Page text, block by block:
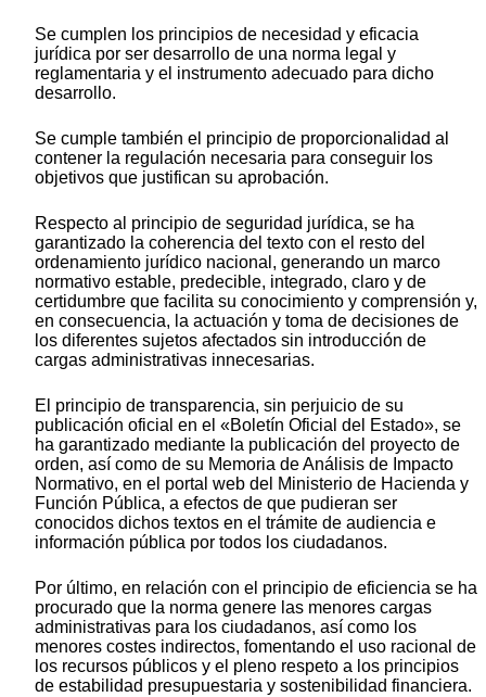
Se cumplen los principios de necesidad y eficacia
jurídica por ser desarrollo de una norma legal y
reglamentaria y el instrumento adecuado para dicho
desarrollo.
Se cumple también el principio de proporcionalidad al
contener la regulación necesaria para conseguir los
objetivos que justifican su aprobación.
Respecto al principio de seguridad jurídica, se ha
garantizado la coherencia del texto con el resto del
ordenamiento jurídico nacional, generando un marco
normativo estable, predecible, integrado, claro y de
certidumbre que facilita su conocimiento y comprensión y,
en consecuencia, la actuación y toma de decisiones de
los diferentes sujetos afectados sin introducción de
cargas administrativas innecesarias.
El principio de transparencia, sin perjuicio de su
publicación oficial en el «Boletín Oficial del Estado», se
ha garantizado mediante la publicación del proyecto de
orden, así como de su Memoria de Análisis de Impacto
Normativo, en el portal web del Ministerio de Hacienda y
Función Pública, a efectos de que pudieran ser
conocidos dichos textos en el trámite de audiencia e
información pública por todos los ciudadanos.
Por último, en relación con el principio de eficiencia se ha
procurado que la norma genere las menores cargas
administrativas para los ciudadanos, así como los
menores costes indirectos, fomentando el uso racional de
los recursos públicos y el pleno respeto a los principios
de estabilidad presupuestaria y sostenibilidad financiera.